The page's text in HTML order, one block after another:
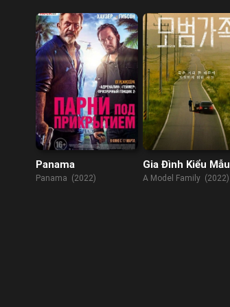
Panama
Panama (2022)
Gia Đình Kiểu Mẫu
A Model Family (2022)